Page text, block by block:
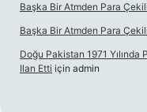
Başka Bir Atmden Para
Başka Bir Atmden Para
Doğu Pakistan 1971 Yılında
Ilan Etti için admin